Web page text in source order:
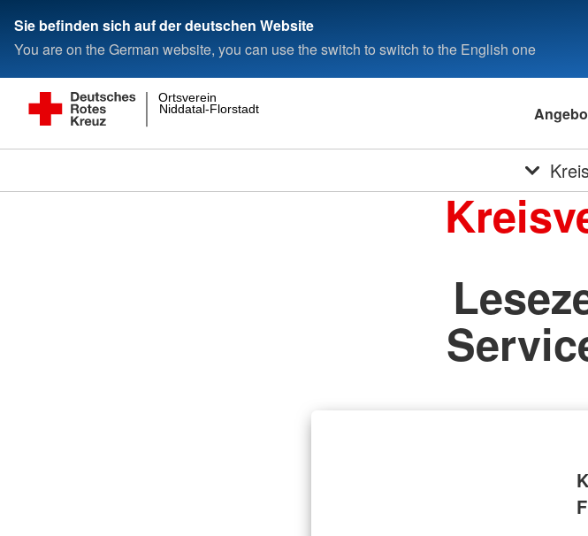
Sie befinden sich auf der deutschen Website
You are on the German website, you can use the switch to switch to the English one
Niddatal-Florstadt
Ortsverein